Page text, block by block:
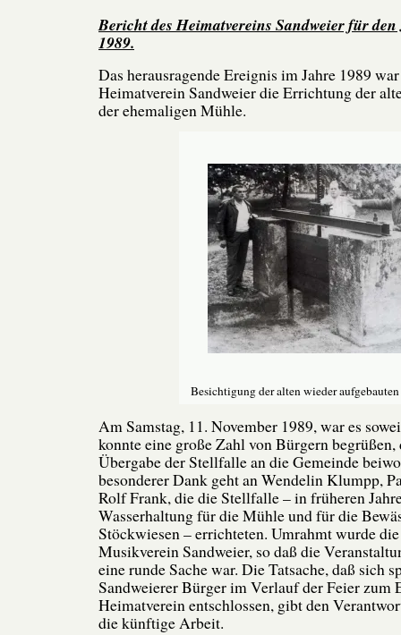
Bericht des Heimatvereins Sandweier für
1989.
Das herausragende Ereignis im Jahre 1989
Heimatverein Sandweier die Errichtung der
der ehemaligen Mühle.
Besichtigung der alten wieder
Am Samstag, 11. November 1989, war es
konnte eine große Zahl von Bürgern
Übergabe der Stellfalle an die Gemeinde
besonderer Dank geht an Wendelin Klumpp,
Rolf Frank, die die Stellfalle – in früheren
Wasserhaltung für die Mühle und für die
Stöckwiesen – errichteten. Umrahmt wurde
Musikverein Sandweier, so daß die
eine runde Sache war. Die Tatsache, daß sich
Sandweierer Bürger im Verlauf der Feier zum
Heimatverein entschlossen, gibt den
die künftige Arbeit.